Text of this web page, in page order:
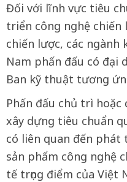
Đối với lĩnh vực tiêu
triển công nghệ chiến
chiến lược, các ngành
Nam phấn đấu có đại
Ban kỹ thuật tương
Phấn đấu chủ trì
xây dựng tiêu chuẩn
có liên quan đến phát
sản phẩm công nghệ
tế trọng điểm của Việt